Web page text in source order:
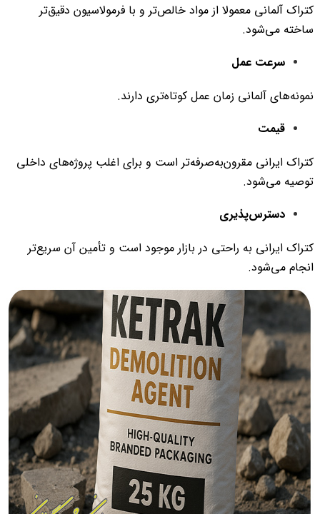
کتراک آلمانی معمولا از مواد خالص‌تر و با فرمولاسیون دقیق‌تر
ساخته می‌شود.
سرعت عمل
نمونه‌های آلمانی زمان عمل کوتاه‌تری دارند.
قیمت
کتراک ایرانی مقرون‌به‌صرفه‌تر است و برای اغلب پروژه‌های داخلی
توصیه می‌شود.
دسترس‌پذیری
کتراک ایرانی به راحتی در بازار موجود است و تأمین آن سریع‌تر
انجام می‌شود.